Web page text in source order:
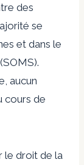
des
se
et dans le
aucun
cours de
le droit de la